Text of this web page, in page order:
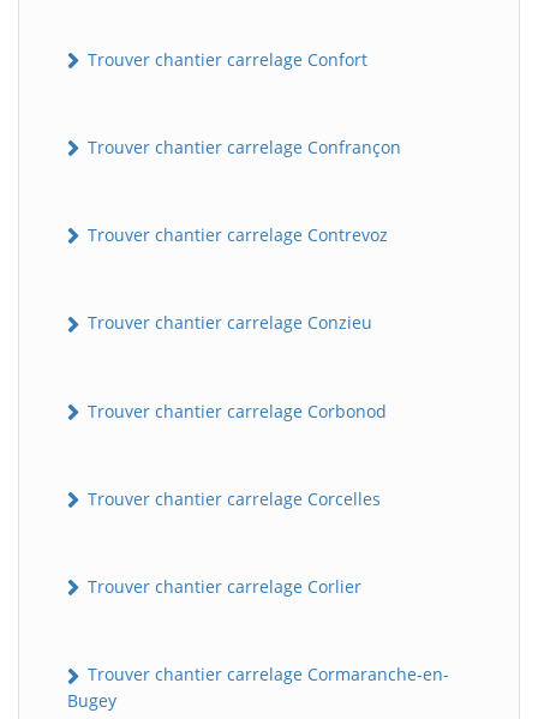
Trouver chantier carrelage Confort
Trouver chantier carrelage Confrançon
Trouver chantier carrelage Contrevoz
Trouver chantier carrelage Conzieu
Trouver chantier carrelage Corbonod
Trouver chantier carrelage Corcelles
Trouver chantier carrelage Corlier
Trouver chantier carrelage Cormaranche-en-
Bugey
Assistant en ligne